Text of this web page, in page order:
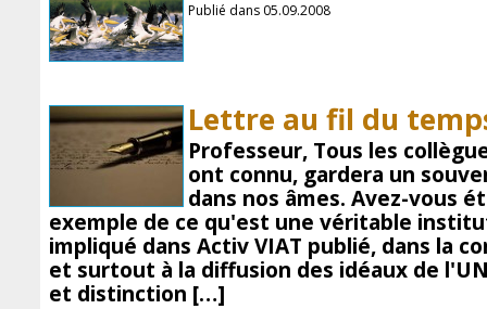
Publié dans 05.09.2008
Lettre au fil du
Professeur, Tous les
ont connu, gardera un
dans nos âmes. Avez-vous
exemple de ce qu'est une véritable
impliqué dans Activ VIAT publié, dans la
et surtout à la diffusion des idéaux de
et distinction […]